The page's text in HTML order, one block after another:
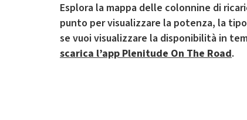
Esplora la mappa delle colonnine di
punto per visualizzare la potenza, la
se vuoi visualizzare la disponibilità in
scarica l’app Plenitude On The Road.